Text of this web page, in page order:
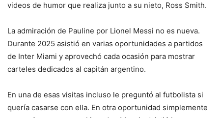
videos de humor que realiza junto a su nieto, Ross Smith.
La admiración de Pauline por Lionel Messi no es nueva.
Durante 2025 asistió en varias oportunidades a partidos
de Inter Miami y aprovechó cada ocasión para mostrar
carteles dedicados al capitán argentino.
En una de esas visitas incluso le preguntó al futbolista si
quería casarse con ella. En otra oportunidad simplemente